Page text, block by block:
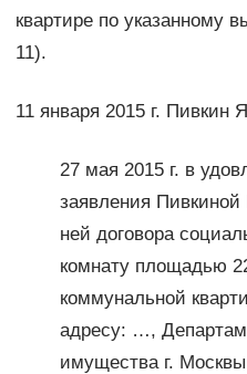
квартире по указанному
11).
11 января 2015 г. Пивкин
27 мая 2015 г. в
заявления
ней договора
комнату площадью
коммунальной
адресу: …,
имущества г. Москвы